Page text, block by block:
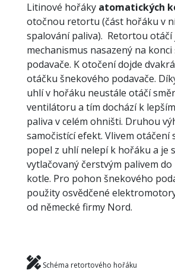
Litinové hořáky atomatických
otočnou retortu (část hořáku v
spalování paliva). Retortou otáčí
mechanismus nasazený na
podavače. K otočení dojde
otáčku šnekového podavače.
uhlí v hořáku neustále otáčí
ventilátoru a tím dochází k
paliva v celém ohništi. Druhou
samočistící efekt. Vlivem otáčení
popel z uhlí nelepí k hořáku a je
vytlačovaný čerstvým palivem
kotle. Pro pohon šnekového
použity osvědčené
od německé firmy Nord.
Schéma retortového hořáku